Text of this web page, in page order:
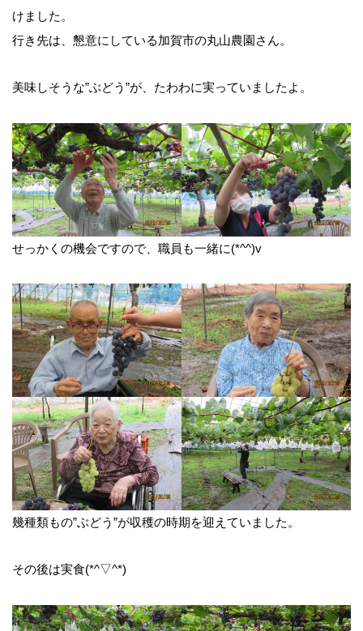
けました。
行き先は、懇意にしている加賀市の丸山農園さん。
美味しそうな”ぶどう”が、たわわに実っていましたよ。
せっかくの機会ですので、職員も一緒に(*^^)v
幾種類もの”ぶどう”が収穫の時期を迎えていました。
その後は実食(*^▽^*)